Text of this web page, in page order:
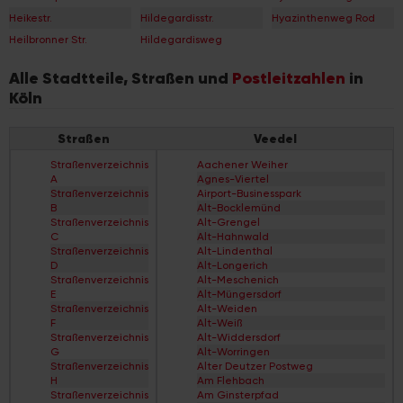
Heikestr.
Heilbronner Str.
Hildegardisstr.
Hildegardisweg
Hyazinthenweg Rod
Alle Stadtteile, Straßen und Postleitzahlen in
Köln
Straßen Veedel
Straßenverzeichnis
A
Straßenverzeichnis
B
Straßenverzeichnis
C
Straßenverzeichnis
D
Straßenverzeichnis
E
Straßenverzeichnis
F
Straßenverzeichnis
G
Straßenverzeichnis
H
Straßenverzeichnis
Aachener Weiher
Agnes-Viertel
Airport-Businesspark
Alt-Bocklemünd
Alt-Grengel
Alt-Hahnwald
Alt-Lindenthal
Alt-Longerich
Alt-Meschenich
Alt-Müngersdorf
Alt-Weiden
Alt-Weiß
Alt-Widdersdorf
Alt-Worringen
Alter Deutzer Postweg
Am Flehbach
Am Ginsterpfad